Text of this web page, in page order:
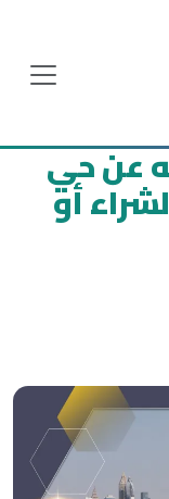
عن حي
أو